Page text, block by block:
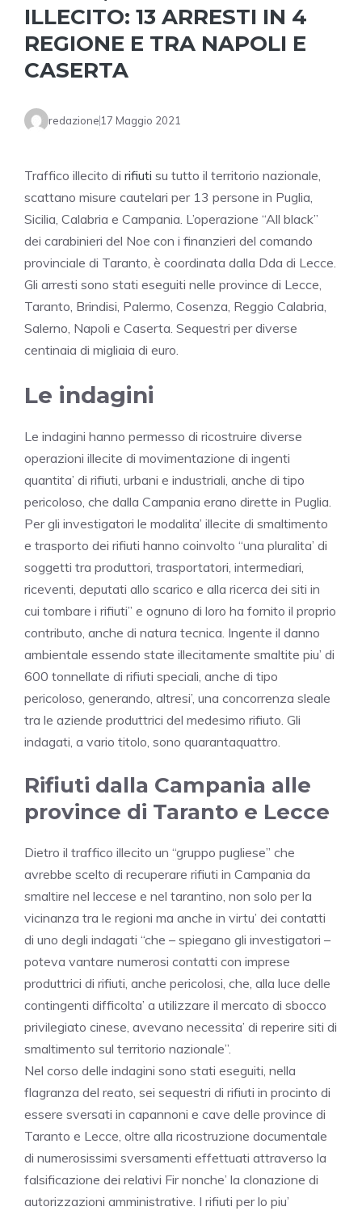
ILLECITO: 13 ARRESTI IN 4
REGIONE E TRA NAPOLI E
CASERTA
redazione 17 Maggio 2021
Traffico illecito di rifiuti su tutto il territorio nazionale,
scattano misure cautelari per 13 persone in Puglia,
Sicilia, Calabria e Campania. L’operazione “All black”
dei carabinieri del Noe con i finanzieri del comando
provinciale di Taranto, è coordinata dalla Dda di Lecce.
Gli arresti sono stati eseguiti nelle province di Lecce,
Taranto, Brindisi, Palermo, Cosenza, Reggio Calabria,
Salerno, Napoli e Caserta. Sequestri per diverse
centinaia di migliaia di euro.
Le indagini
Le indagini hanno permesso di ricostruire diverse
operazioni illecite di movimentazione di ingenti
quantita’ di rifiuti, urbani e industriali, anche di tipo
pericoloso, che dalla Campania erano dirette in Puglia.
Per gli investigatori le modalita’ illecite di smaltimento
e trasporto dei rifiuti hanno coinvolto “una pluralita’ di
soggetti tra produttori, trasportatori, intermediari,
riceventi, deputati allo scarico e alla ricerca dei siti in
cui tombare i rifiuti” e ognuno di loro ha fornito il proprio
contributo, anche di natura tecnica. Ingente il danno
ambientale essendo state illecitamente smaltite piu’ di
600 tonnellate di rifiuti speciali, anche di tipo
pericoloso, generando, altresi’, una concorrenza sleale
tra le aziende produttrici del medesimo rifiuto. Gli
indagati, a vario titolo, sono quarantaquattro.
Rifiuti dalla Campania alle
province di Taranto e Lecce
Dietro il traffico illecito un “gruppo pugliese” che
avrebbe scelto di recuperare rifiuti in Campania da
smaltire nel leccese e nel tarantino, non solo per la
vicinanza tra le regioni ma anche in virtu’ dei contatti
di uno degli indagati “che – spiegano gli investigatori –
poteva vantare numerosi contatti con imprese
produttrici di rifiuti, anche pericolosi, che, alla luce delle
contingenti difficolta’ a utilizzare il mercato di sbocco
privilegiato cinese, avevano necessita’ di reperire siti di
smaltimento sul territorio nazionale”.
Nel corso delle indagini sono stati eseguiti, nella
flagranza del reato, sei sequestri di rifiuti in procinto di
essere sversati in capannoni e cave delle province di
Taranto e Lecce, oltre alla ricostruzione documentale
di numerosissimi sversamenti effettuati attraverso la
falsificazione dei relativi Fir nonche’ la clonazione di
autorizzazioni amministrative. I rifiuti per lo piu’